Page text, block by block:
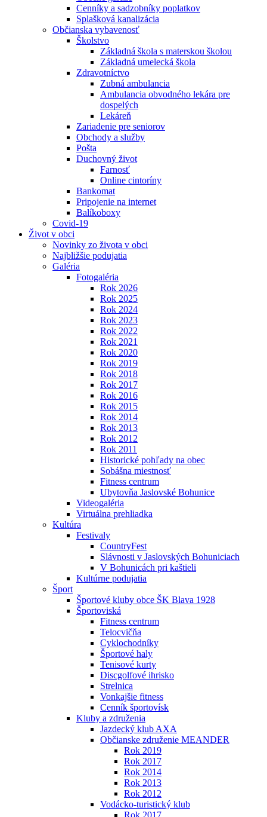
Cenníky a sadzobníky poplatkov
Splašková kanalizácia
Občianska vybavenosť
Školstvo
Základná škola s materskou školou
Základná umelecká škola
Zdravotníctvo
Zubná ambulancia
Ambulancia obvodného lekára pre
dospelých
Lekáreň
Zariadenie pre seniorov
Obchody a služby
Pošta
Duchovný život
Farnosť
Online cintoríny
Bankomat
Pripojenie na internet
Balíkoboxy
Covid-19
Život v obci
Novinky zo života v obci
Najbližšie podujatia
Galéria
Fotogaléria
Rok 2026
Rok 2025
Rok 2024
Rok 2023
Rok 2022
Rok 2021
Rok 2020
Rok 2019
Rok 2018
Rok 2017
Rok 2016
Rok 2015
Rok 2014
Rok 2013
Rok 2012
Rok 2011
Historické pohľady na obec
Sobášna miestnosť
Fitness centrum
Ubytovňa Jaslovské Bohunice
Videogaléria
Virtuálna prehliadka
Kultúra
Festivaly
CountryFest
Slávnosti v Jaslovských Bohuniciach
V Bohunicách pri kaštieli
Kultúrne podujatia
Šport
Športové kluby obce ŠK Blava 1928
Športoviská
Fitness centrum
Telocvičňa
Cyklochodníky
Športové haly
Tenisové kurty
Discgolfové ihrisko
Strelnica
Vonkajšie fitness
Cenník športovísk
Kluby a združenia
Jazdecký klub AXA
Občianske združenie MEANDER
Rok 2019
Rok 2017
Rok 2014
Rok 2013
Rok 2012
Vodácko-turistický klub
Rok 2017